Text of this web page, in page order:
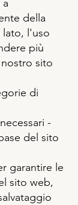
della
lato, l'uso
più
sito
di
-
del sito
garantire le
sito web,